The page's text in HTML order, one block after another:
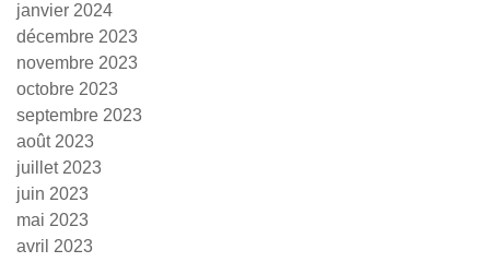
janvier 2024
décembre 2023
novembre 2023
octobre 2023
septembre 2023
août 2023
juillet 2023
juin 2023
mai 2023
avril 2023